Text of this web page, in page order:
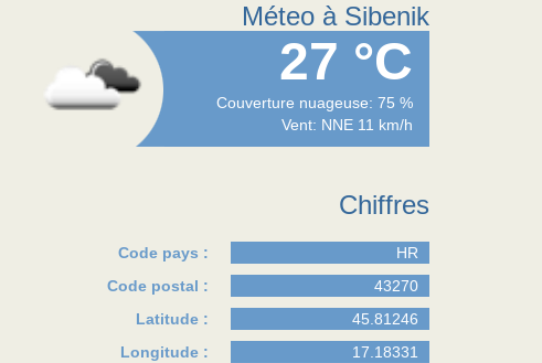
Méteo à Sibenik
27 °C
Couverture nuageuse: 75 %
Vent: NNE 11 km/h
Chiffres
Code pays :
HR
Code postal :
43270
Latitude :
45.81246
Longitude :
17.18331